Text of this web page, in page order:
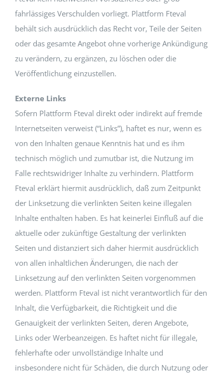
fahrlässiges Verschulden vorliegt. Plattform Fteval
behält sich ausdrücklich das Recht vor, Teile der Seiten
oder das gesamte Angebot ohne vorherige Ankündigung
zu verändern, zu ergänzen, zu löschen oder die
Veröffentlichung einzustellen.
Externe Links
Sofern Plattform Fteval direkt oder indirekt auf fremde
Internetseiten verweist (“Links”), haftet es nur, wenn es
von den Inhalten genaue Kenntnis hat und es ihm
technisch möglich und zumutbar ist, die Nutzung im
Falle rechtswidriger Inhalte zu verhindern. Plattform
Fteval erklärt hiermit ausdrücklich, daß zum Zeitpunkt
der Linksetzung die verlinkten Seiten keine illegalen
Inhalte enthalten haben. Es hat keinerlei Einfluß auf die
aktuelle oder zukünftige Gestaltung der verlinkten
Seiten und distanziert sich daher hiermit ausdrücklich
von allen inhaltlichen Änderungen, die nach der
Linksetzung auf den verlinkten Seiten vorgenommen
werden. Plattform Fteval ist nicht verantwortlich für den
Inhalt, die Verfügbarkeit, die Richtigkeit und die
Genauigkeit der verlinkten Seiten, deren Angebote,
Links oder Werbeanzeigen. Es haftet nicht für illegale,
fehlerhafte oder unvollständige Inhalte und
insbesondere nicht für Schäden, die durch Nutzung oder